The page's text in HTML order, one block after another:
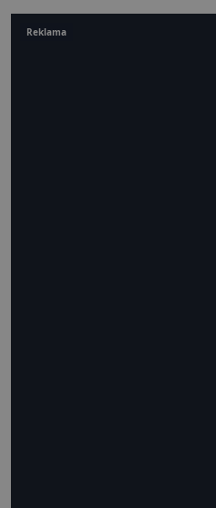
Reklama